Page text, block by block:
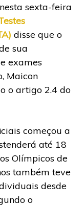
sexta-feira
disse que o
sua
exames
Maicon
o artigo 2.4 do
começou a
até 18
Olímpicos de
também teve
desde
o